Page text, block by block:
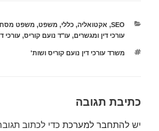
קטגוריות
SEO
, אקטואליה,כללי, משפט, משפט
עורכי דין ומגשרים,עו"ד נועם קוריס,עורכי
תגיות
משרד עורכי דין נועם קוריס ושות'
כתיבת תגובה
יש להתחבר למערכת כדי לכתוב